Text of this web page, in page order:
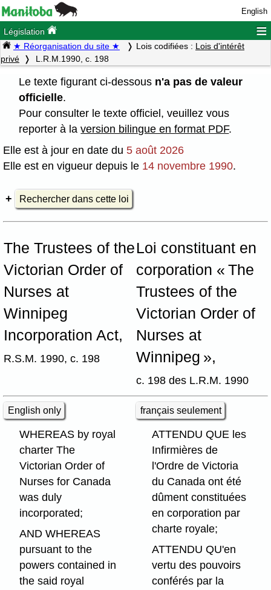
English
Législation ≡
★ Réorganisation du site ★ Lois codifiées : Lois d'intérêt
privé
L.R.M.1990, c. 198
Le texte figurant ci-dessous n'a pas de valeur
officielle.
Pour consulter le texte officiel, veuillez vous
reporter à laversion bilingue en format PDF.
Elle est à jour en date du 5 août 2026
Elle est en vigueur depuis le 14 novembre 1990.
Rechercher dans cette loi
The Trustees of the
Victorian Order of
Nurses at
Winnipeg
Incorporation Act,
R.S.M. 1990, c. 198
Loi constituant en
corporation « The
Trustees of the
Victorian Order of
Nurses at
Winnipeg »,
c. 198 des L.R.M. 1990
English only français seulement
WHEREAS by royal
charter The
Victorian Order of
Nurses for Canada
was duly
incorporated;
AND WHEREAS
pursuant to the
powers contained in
the said royal
ATTENDU QUE les
Infirmières de
l'Ordre de Victoria
du Canada ont été
dûment constituées
en corporation par
charte royale;
ATTENDU QU'en
vertu des pouvoirs
conférés par la